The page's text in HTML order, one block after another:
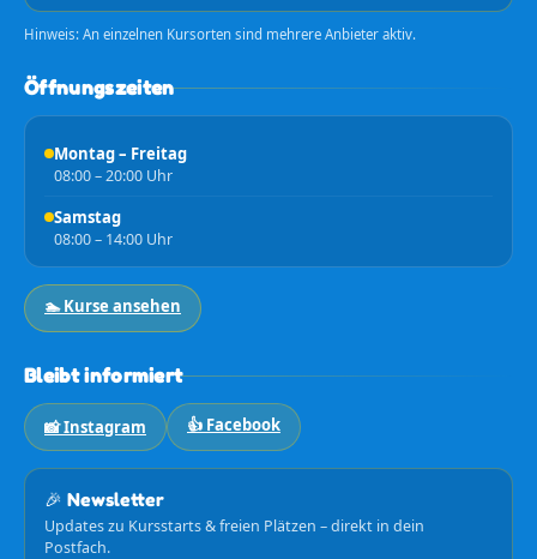
Hinweis: An einzelnen Kursorten sind mehrere Anbieter aktiv.
Öffnungszeiten
Montag – Freitag
08:00 – 20:00 Uhr
Samstag
08:00 – 14:00 Uhr
🏊 Kurse ansehen
Bleibt informiert
📸 Instagram 👍 Facebook
🎉 Newsletter
Updates zu Kursstarts & freien Plätzen – direkt in dein
Postfach.